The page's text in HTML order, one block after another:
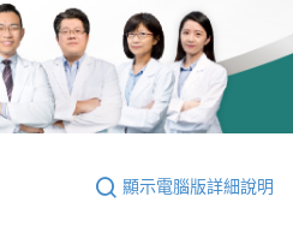
顯示電腦版詳細說明